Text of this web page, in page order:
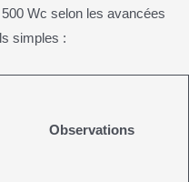
Wc selon les avancées
simples :
Observations